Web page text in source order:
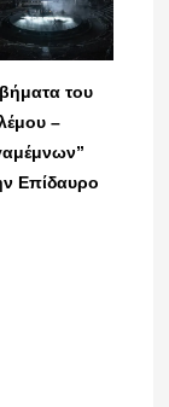
του
–
Επίδαυρο